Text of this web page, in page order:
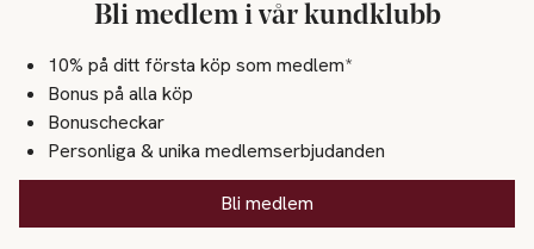
Bli medlem i vår kundklubb
10% på ditt första köp som medlem*
Bonus på alla köp
Bonuscheckar
Personliga & unika medlemserbjudanden
Bli medlem